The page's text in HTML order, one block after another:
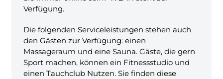
Verfügung.
Die folgenden Serviceleistungen stehen auch
den Gästen zur Verfügung: einen
Massageraum und eine Sauna. Gäste, die gern
Sport machen, können ein Fitnessstudio und
einen Tauchclub Nutzen. Sie finden diese